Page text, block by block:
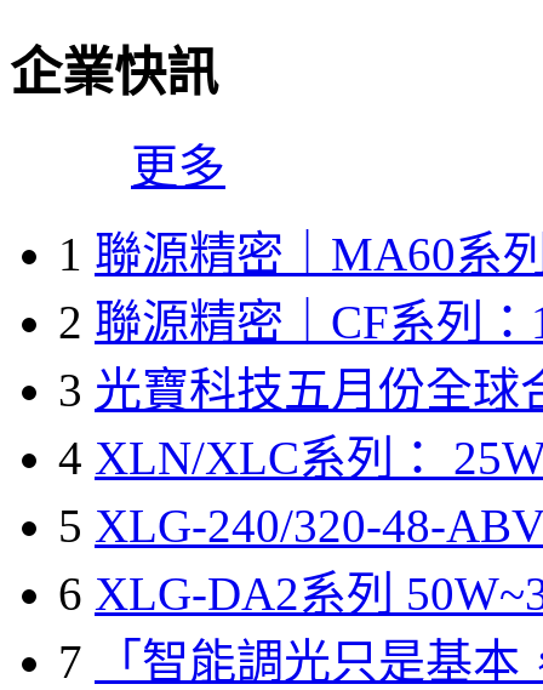
企業快訊
更多
1 聯源精密｜MA60系
2 聯源精密｜CF系列：
3 光寶科技五月份全球
4 XLN/XLC系列：
5 XLG-240/320-48-
6 XLG-DA2系列
7
「智能調光只是基本